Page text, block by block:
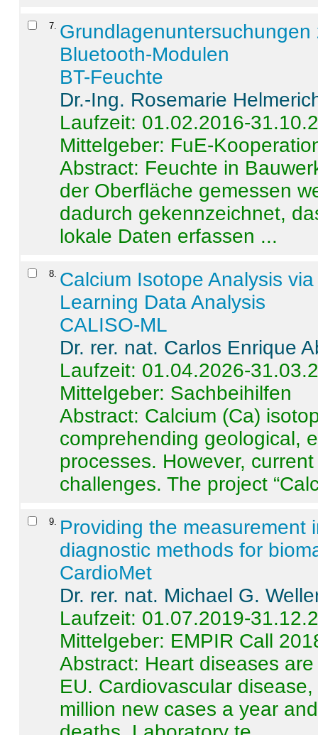
7
Bluetooth-Modulen
BT-Feuchte
Dr.-Ing. Rosemarie
Laufzeit: 01.02.2016-
Mittelgeber: FuE-
Abstract: Feuchte in
der Oberfläche gemessen
dadurch gekennzeichnet,
lokale Daten erfassen ...
8 Calcium Isotope Analysis
Learning Data Analysis
CALISO-ML
Dr. rer. nat. Carlos Enrique
Laufzeit: 01.04.2026-
Mittelgeber: Sachbeihilfen
Abstract: Calcium (Ca)
comprehending geological,
processes. However,
challenges. The project
9
Providing the measurement
diagnostic methods for
CardioMet
Dr. rer. nat. Michael G.
Laufzeit: 01.07.2019-
Mittelgeber: EMPIR Call
Abstract: Heart diseases
EU. Cardiovascular
million new cases a year